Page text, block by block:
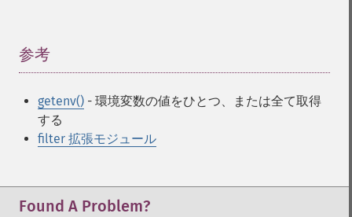
参考
getenv() - 環境変数の値をひとつ、または全て取得
する
filter 拡張モジュール
Found A Problem?